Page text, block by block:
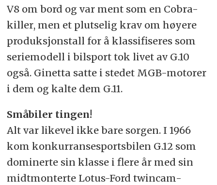
V8 om bord og var ment som en Cobra-
killer, men et plutselig krav om høyere
produksjonstall for å klassifiseres som
seriemodell i bilsport tok livet av G.10
også. Ginetta satte i stedet MGB-motorer
i dem og kalte dem G.11.
Småbiler tingen!
Alt var likevel ikke bare sorgen. I 1966
kom konkurransesportsbilen G.12 som
dominerte sin klasse i flere år med sin
midtmonterte Lotus-Ford twincam-